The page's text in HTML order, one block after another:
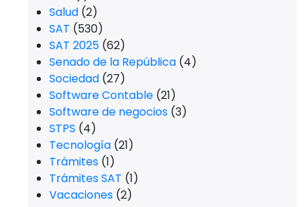
Salud (2)
SAT (530)
SAT 2025 (62)
Senado de la República (4)
Sociedad (27)
Software Contable (21)
Software de negocios (3)
STPS (4)
Tecnología (21)
Trámites (1)
Trámites SAT (1)
Vacaciones (2)